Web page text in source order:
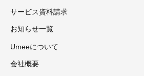
サービス資料請求
お知らせ一覧
Umeeについて
会社概要